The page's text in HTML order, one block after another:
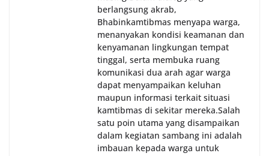
berlangsung akrab,
Bhabinkamtibmas menyapa warga,
menanyakan kondisi keamanan dan
kenyamanan lingkungan tempat
tinggal, serta membuka ruang
komunikasi dua arah agar warga
dapat menyampaikan keluhan
maupun informasi terkait situasi
kamtibmas di sekitar mereka.‎‎‎Salah
satu poin utama yang disampaikan
dalam kegiatan sambang ini adalah
imbauan kepada warga untuk